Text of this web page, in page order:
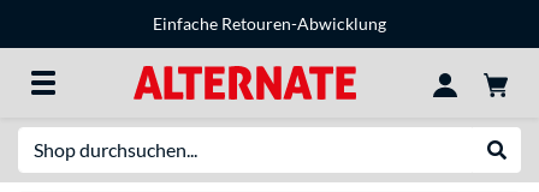
Einfache Retouren-Abwicklung